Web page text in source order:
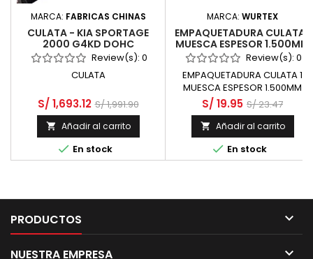
MARCA: FABRICAS CHINAS
CULATA - KIA SPORTAGE
2000 G4KD DOHC
Review(s): 0
CULATA
S/ 1,693.12 S/ 1,991.90
 Añadir al carrito
 En stock
MARCA: WURTEX
EMPAQUETADURA CULATA 1
MUESCA ESPESOR 1.500MM
GRAFITO - HYUNDAI
GALLOPER 2500 D4BF SOHC
TURBO DIESEL
Review(s): 0
EMPAQUETADURA CULATA 1
MUESCA ESPESOR 1.500MM
GRAFITO
S/ 19.95 S/ 23.47
 Añadir al carrito
 En stock
PRODUCTOS 
NUESTRA EMPRESA 